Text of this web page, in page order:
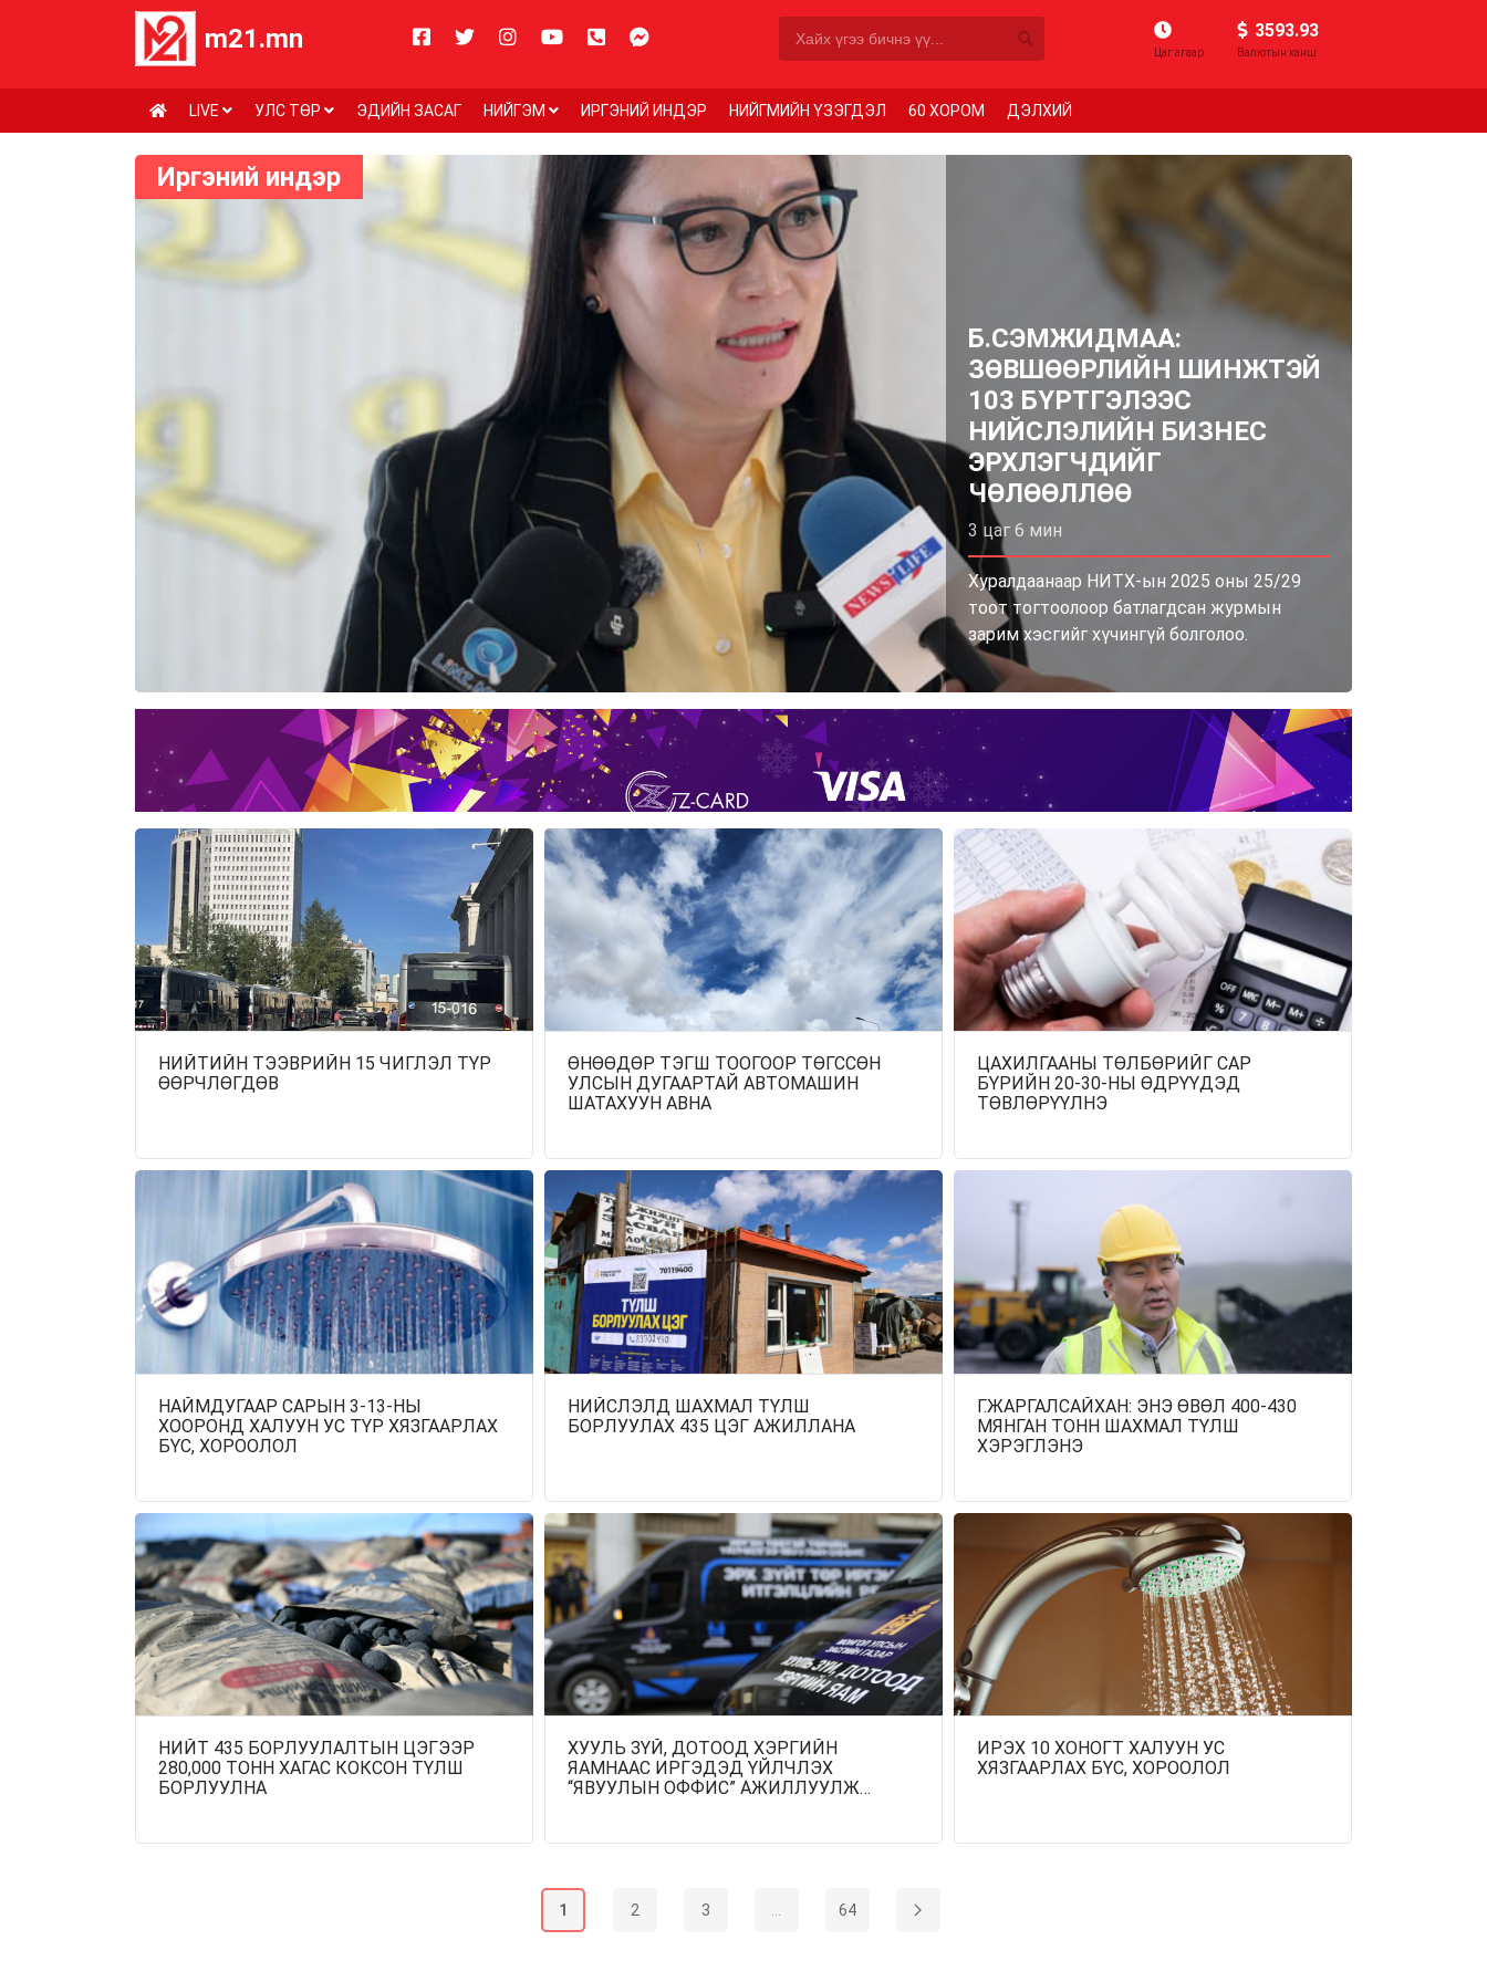
m21.mn Цаг агаар
3593.93
Валютын ханш
LIVE УЛС ТӨР ЭДИЙН ЗАСАГ НИЙГЭМ ИРГЭНИЙ ИНДЭР НИЙГМИЙН ҮЗЭГДЭЛ 60 ХОРОМ ДЭЛХИЙ
Иргэний индэр
Б.СЭМЖИДМАА:
ЗӨВШӨӨРЛИЙН ШИНЖТЭЙ
103 БҮРТГЭЛЭЭС
НИЙСЛЭЛИЙН БИЗНЕС
ЭРХЛЭГЧДИЙГ
ЧӨЛӨӨЛЛӨӨ
3 цаг 6 мин
Хуралдаанаар НИТХ-ын 2025 оны 25/29
тоот тогтоолоор батлагдсан журмын
зарим хэсгийг хүчингүй болголоо.
НИЙТИЙН ТЭЭВРИЙН 15 ЧИГЛЭЛ ТҮР
ӨӨРЧЛӨГДӨВ
ӨНӨӨДӨР ТЭГШ ТООГООР ТӨГССӨН
УЛСЫН ДУГААРТАЙ АВТОМАШИН
ШАТАХУУН АВНА
ЦАХИЛГААНЫ ТӨЛБӨРИЙГ САР
БҮРИЙН 20-30-НЫ ӨДРҮҮДЭД
ТӨВЛӨРҮҮЛНЭ
НАЙМДУГААР САРЫН 3-13-НЫ
ХООРОНД ХАЛУУН УС ТҮР ХЯЗГААРЛАХ
БҮС, ХОРООЛОЛ
НИЙСЛЭЛД ШАХМАЛ ТҮЛШ
БОРЛУУЛАХ 435 ЦЭГ АЖИЛЛАНА
Г.ЖАРГАЛСАЙХАН: ЭНЭ ӨВӨЛ 400-430
МЯНГАН ТОНН ШАХМАЛ ТҮЛШ
ХЭРЭГЛЭНЭ
НИЙТ 435 БОРЛУУЛАЛТЫН ЦЭГЭЭР
280,000 ТОНН ХАГАС КОКСОН ТҮЛШ
БОРЛУУЛНА
ХУУЛЬ ЗҮЙ, ДОТООД ХЭРГИЙН
ЯАМНААС ИРГЭДЭД ҮЙЛЧЛЭХ
“ЯВУУЛЫН ОФФИС” АЖИЛЛУУЛЖ
ИРЭХ 10 ХОНОГТ ХАЛУУН УС
ХЯЗГААРЛАХ БҮС, ХОРООЛОЛ
1 2 3 64